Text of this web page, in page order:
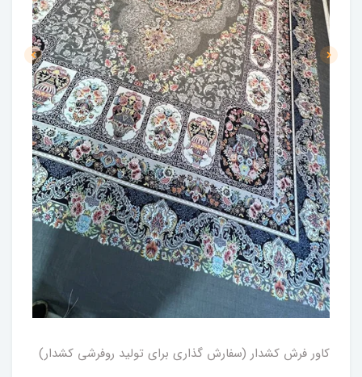
کاور فرش کشدار (سفارش گذاری برای تولید روفرشی کشدار)